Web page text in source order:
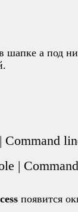
а под
Command
|
появится